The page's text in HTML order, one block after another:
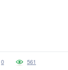
0 561